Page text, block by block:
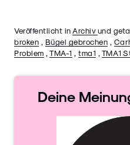
Veröffentlicht in Archiv und
broken
Bügel gebrochen
Problem
TMA-1 tma1 TMA1
Deine